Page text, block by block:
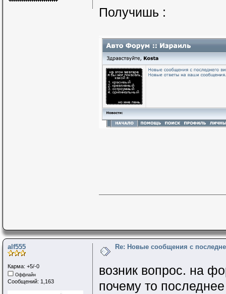
Получишь :
alf555
Карма: +5/-0
Оффлайн
Сообщений: 1,163
Re: Новые сообщения с
возник вопрос. на
почему то